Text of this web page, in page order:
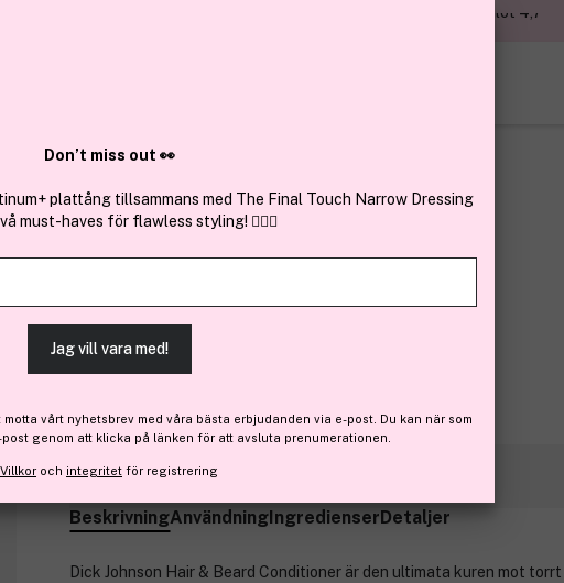
✓ Över 1,5 miljon kunder – Trustpilot 4,7
Dick Johnson
Hair & Beard Conditioner 150 ml
-20% Bara 4 på lager
188 kr
Finns online
BeskrivningAnvändningIngredienserDetaljer
Dick Johnson Hair & Beard Conditioner är den ultimata kuren mot
Don’t miss out 👀
plattång tillsammans med The Final Touch Narrow Dressing
must-haves för flawless styling! 💇‍♀️✨
Jag vill vara med!
vårt nyhetsbrev med våra bästa erbjudanden via e-post. Du kan när som
genom att klicka på länken för att avsluta prenumerationen.
Villkor och integritet för registrering